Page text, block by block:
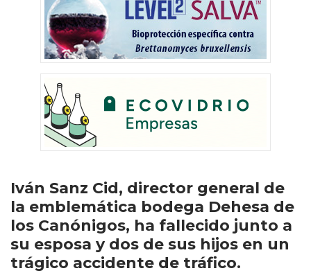
Iván Sanz Cid, director general de
la emblemática bodega Dehesa de
los Canónigos, ha fallecido junto a
su esposa y dos de sus hijos en un
trágico accidente de tráfico.